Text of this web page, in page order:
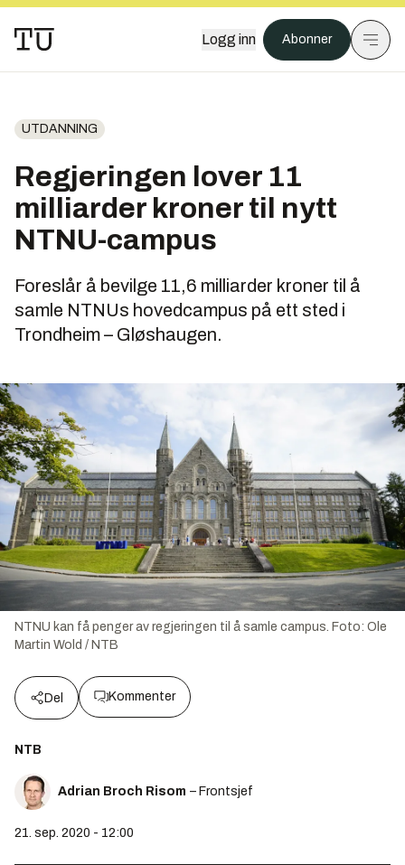
Logg inn Abonner
UTDANNING
Regjeringen lover 11
milliarder kroner til nytt
NTNU-campus
Foreslår å bevilge 11,6 milliarder kroner til å
samle NTNUs hovedcampus på ett sted i
Trondheim – Gløshaugen.
NTNU kan få penger av regjeringen til å samle campus. Foto: Ole
Martin Wold / NTB
Del Kommenter
NTB
Adrian Broch Risom – Frontsjef
21. sep. 2020 - 12:00